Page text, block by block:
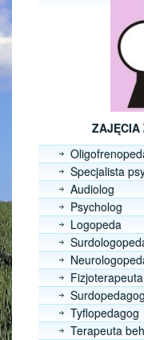
ZAJĘCIA
Specjalista
Audiolog
Psycholog
Logopeda
Fizjoterapeuta
Surdopedagog
Tyflopedagog
Terapeuta